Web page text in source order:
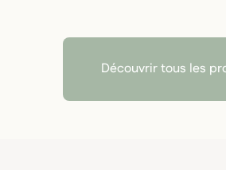
Découvrir tous les